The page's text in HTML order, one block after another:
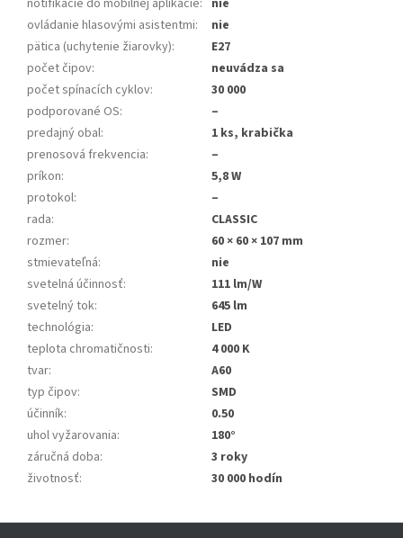
notifikácie do mobilnej aplikácie: nie
ovládanie hlasovými asistentmi:
nie
pätica (uchytenie žiarovky):
E27
počet čipov:
neuvádza sa
počet spínacích cyklov:
30 000
podporované OS:
–
predajný obal:
1 ks, krabička
prenosová frekvencia:
–
príkon:
5,8 W
protokol:
–
rada:
CLASSIC
rozmer:
60 × 60 × 107 mm
stmievateľná:
nie
svetelná účinnosť:
111 lm/W
svetelný tok:
645 lm
technológia:
LED
teplota chromatičnosti:
4 000 K
tvar:
A60
typ čipov:
SMD
účinník:
0.50
uhol vyžarovania:
180°
záručná doba:
3 roky
životnosť: 30 000 hodín